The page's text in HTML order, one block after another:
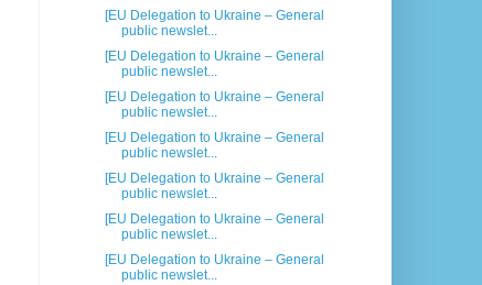
[EU Delegation to Ukraine – General
public newslet...
[EU Delegation to Ukraine – General
public newslet...
[EU Delegation to Ukraine – General
public newslet...
[EU Delegation to Ukraine – General
public newslet...
[EU Delegation to Ukraine – General
public newslet...
[EU Delegation to Ukraine – General
public newslet...
[EU Delegation to Ukraine – General
public newslet...